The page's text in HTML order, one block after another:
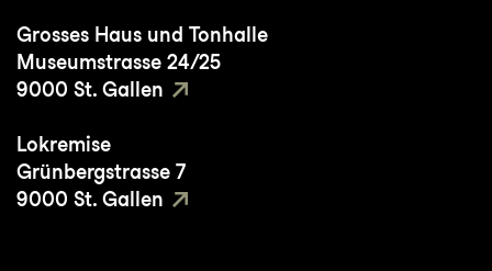
Grosses Haus und Tonhalle
Museumstrasse 24/25
9000 St. Gallen
Lokremise
Grünbergstrasse 7
9000 St. Gallen